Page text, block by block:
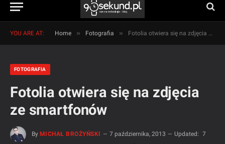
YOU ARE AT: Home » Fotografia » Fotolia otwiera się na zdjęcia ze smartfonów
FOTOGRAFIA
Fotolia otwiera się na zdjęcia
ze smartfonów
By MICHAŁ BROŻYŃSKI 7 października, 2013 Updated: 7